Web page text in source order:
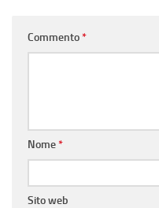
Commento*
Nome*
Sito web